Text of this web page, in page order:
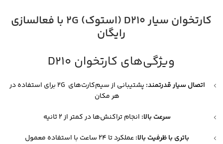
کارتخوان سیار D210 (استوک) 2G با فعالسازی
رایگان
ویژگی‌های کارتخوان D210
اتصال سیار قدرتمند:
پشتیبانی از سیم‌کارت‌های 2G برای استفاده در
هر مکان
سرعت بالا: انجام تراکنش‌ها در کمتر از ۲ ثانیه
باتری با ظرفیت بالا:عملکرد تا ۲۴ ساعت با استفاده معمول